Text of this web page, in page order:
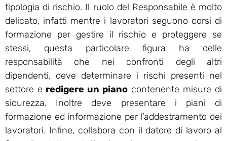
tipologia di rischio. Il ruolo del Responsabile è molto
delicato, infatti mentre i lavoratori seguono corsi di
formazione per gestire il rischio e proteggere se
stessi, questa particolare figura ha delle
responsabilità che nei confronti degli altri
dipendenti, deve determinare i rischi presenti nel
settore e redigere un piano contenente misure di
sicurezza. Inoltre deve presentare i piani di
formazione ed informazione per l’addestramento dei
lavoratori. Infine, collabora con il datore di lavoro al